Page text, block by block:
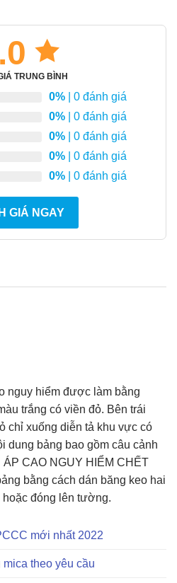
TRUNG BÌNH
0% | 0 đánh giá
0% | 0 đánh giá
0% | 0 đánh giá
0% | 0 đánh giá
0% | 0 đánh giá
GIÁ NGAY
nguy hiểm được làm bằng
trắng có viền đỏ. Bên trái
chỉ xuống diễn tả khu vực có
dung bảng bao gồm câu cảnh
ÁP CAO NGUY HIỂM CHẾT
bằng cách dán băng keo hai
hoặc đóng lên tường.
mới nhất 2022
theo yêu cầu